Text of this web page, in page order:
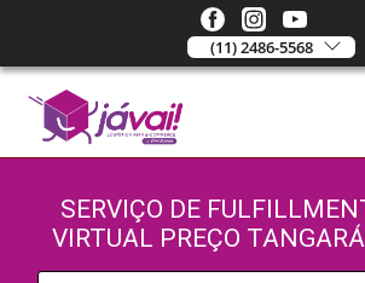
(11) 2486-5568
SERVIÇO DE
VIRTUAL PREÇO